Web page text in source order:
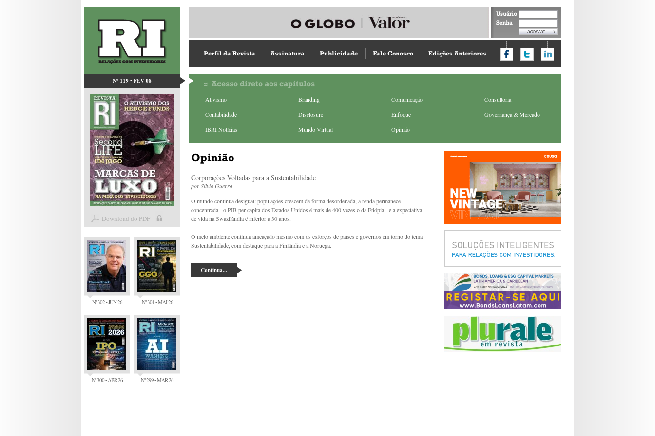
Nº 119 • FEV 08
Download do PDF
Nº 302 • JUN 26 Nº 301 • MAI 26
Nº 300 • ABR 26 Nº 299 • MAR 26
Usuário
Senha
Perfil da Revista Assinatura Publicidade Fale Conosco Edições Anteriores
Acesso direto aos capítulos
Ativismo Branding Comunicação
Consultoria
Contabilidade
Disclosure Enfoque
Governança & Mercado
IBRI Notícias
Mundo Virtual Opinião
Opinião
Corporações Voltadas para a Sustentabilidade
porSilvio Guerra
O mundo continua desigual: populações crescem de forma desordenada, a renda permanece
concentrada - o PIB per capita dos Estados Unidos é mais de 400 vezes o da Etiópia - e a expectativa
de vida na Swazilândia é inferior a 30 anos.
O meio ambiente continua ameaçado mesmo com os esforços de países e governos em torno do tema
Sustentabilidade, com destaque para a Finlândia e a Noruega.
Continua...